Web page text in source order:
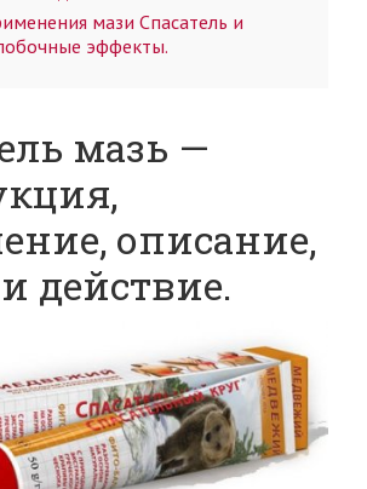
мази Спасатель и
эффекты.
мазь —
описание,
действие.